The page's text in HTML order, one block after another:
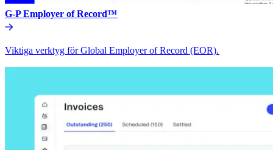
G-P Employer of Record™​​
Viktiga verktyg för Global Employer of Record (EOR).​​